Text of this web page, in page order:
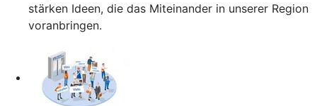
stärken Ideen, die das Miteinander in unserer Region
voranbringen.